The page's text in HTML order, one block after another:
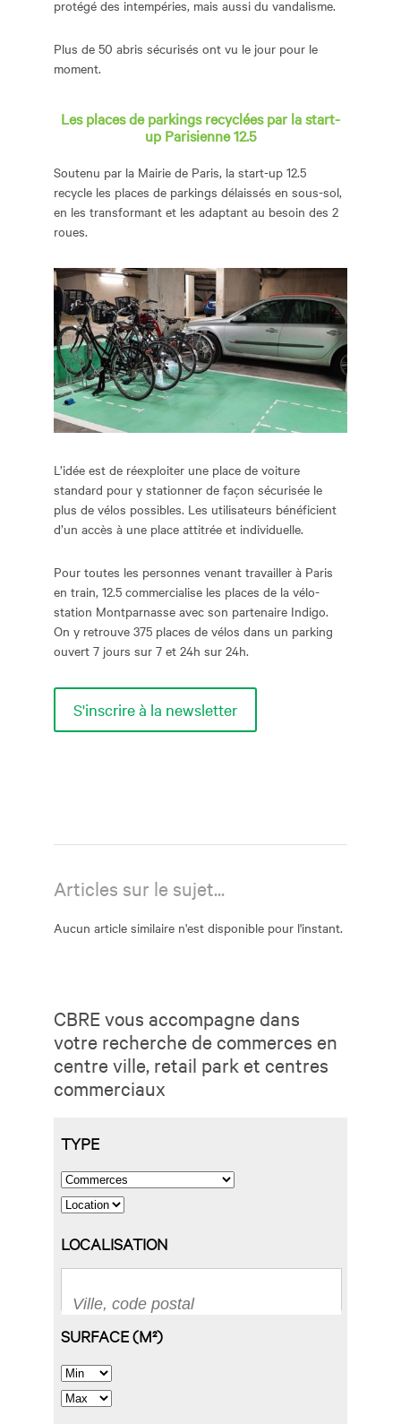
protégé des intempéries, mais aussi du vandalisme.
Plus de 50 abris sécurisés ont vu le jour pour le
moment.
Les places de parkings recyclées par la start-
up Parisienne 12.5
Soutenu par la Mairie de Paris, la start-up 12.5
recycle les places de parkings délaissés en sous-sol,
en les transformant et les adaptant au besoin des 2
roues.
L’idée est de réexploiter une place de voiture
standard pour y stationner de façon sécurisée le
plus de vélos possibles. Les utilisateurs bénéficient
d’un accès à une place attitrée et individuelle.
Pour toutes les personnes venant travailler à Paris
en train, 12.5 commercialise les places de la vélo-
station Montparnasse avec son partenaire Indigo.
On y retrouve 375 places de vélos dans un parking
ouvert 7 jours sur 7 et 24h sur 24h.
S'inscrire à la newsletter
Articles sur le sujet...
Aucun article similaire n'est disponible pour l'instant.
CBRE vous accompagne dans
votre recherche de commerces en
centre ville, retail park et centres
commerciaux